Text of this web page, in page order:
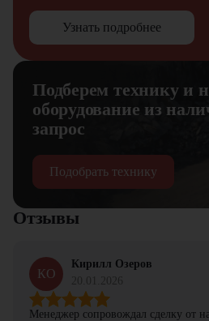
Узнать подробнее
Подберем технику и
оборудование из
запрос
Подобрать технику
Отзывы
КО
Кирилл Озеров
Менеджер сопровождал сделку от